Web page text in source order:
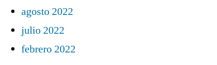
agosto 2022
julio 2022
febrero 2022